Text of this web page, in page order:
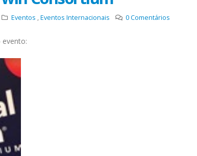
Eventos ,Eventos Internacionais 0Comentários